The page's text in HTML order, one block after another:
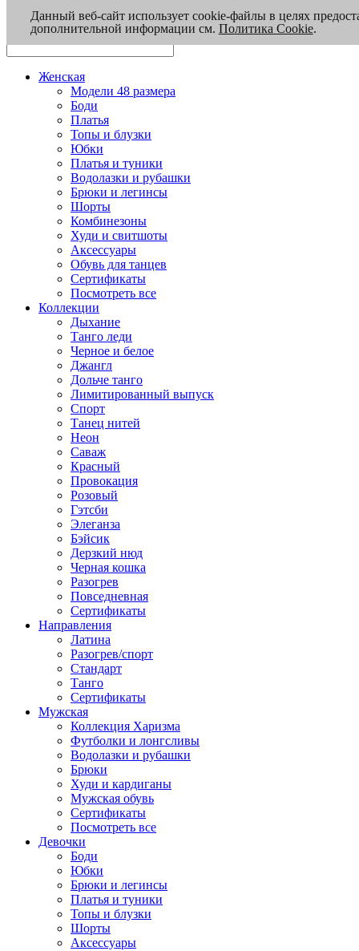
Женская
Модели 48 размера
Боди
Платья
Топы и блузки
Юбки
Платья и туники
Водолазки и рубашки
Брюки и легинсы
Шорты
Комбинезоны
Худи и свитшоты
Аксессуары
Обувь для танцев
Сертификаты
Посмотреть все
Коллекции
Дыхание
Танго леди
Черное и белое
Джангл
Дольче танго
Лимитированный выпуск
Спорт
Танец нитей
Неон
Саваж
Красный
Провокация
Розовый
Гэтсби
Элеганза
Бэйсик
Дерзкий нюд
Черная кошка
Разогрев
Повседневная
Сертификаты
Направления
Латина
Разогрев/спорт
Стандарт
Танго
Сертификаты
Мужская
Коллекция Харизма
Футболки и лонгсливы
Водолазки и рубашки
Брюки
Худи и кардиганы
Мужская обувь
Сертификаты
Посмотреть все
Девочки
Боди
Юбки
Брюки и легинсы
Платья и туники
Топы и блузки
Шорты
Аксессуары
Данный веб-сайт использует cookie-файлы в целях
дополнительной информации см. Политика Cookie.